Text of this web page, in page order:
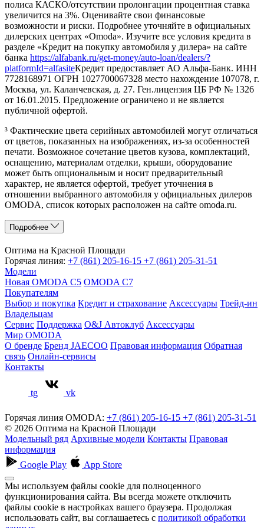
полиса КАСКО/отсутствии пролонгации процентная ставка
увеличится на 3%. Оценивайте свои финансовые
возможности и риски. Подробнее уточняйте в официальных
дилерских центрах «Omoda». Изучите все условия кредита в
разделе «Кредит на покупку автомобиля у дилера» на сайте
банка https://alfabank.ru/get-money/auto-loan/dealers/?
platformId=alfasiteКредит предоставляет АО Альфа-Банк. ИНН
7728168971 ОГРН 1027700067328 место нахождение 107078, г.
Москва, ул. Каланчевская, д. 27. Ген.лицензия ЦБ РФ № 1326
от 16.01.2015. Предложение ограничено и не является
публичной офертой.
³ Фактические цвета серийных автомобилей могут отличаться
от цветов, показанных на изображениях, из-за особенностей
печати. Возможное сочетание цветов кузова, комплектаций,
оснащению, материалам отделки, крыши, оборудование
может быть опциональным и носит предварительный
характер, не является офертой, требует уточнения в
отношении выбранного автомобиля у официальных дилеров
OMODA, список которых расположен на сайте omoda.ru.
Подробнее
Оптима на Красной Площади
Горячая линия: +7 (861) 205-16-15 +7 (861) 205-31-51
Модели
Новая OMODA C5 OMODA C7
Покупателям
Выбор и покупка Кредит и страхование Аксессуары Трейд-ин
Владельцам
Сервис Поддержка O&J Автоклуб Аксессуары
Мир OMODA
О бренде Бренд JAECOO Правовая информация Обратная
связь Онлайн-сервисы
Контакты
tg vk
Горячая линия OMODA: +7 (861) 205-16-15 +7 (861) 205-31-51
© 2026 Оптима на Красной Площади
Модельный ряд Архивные модели Контакты Правовая
информация
Google Play
App Store
Мы используем файлы cookie для полноценного
функционирования сайта. Вы всегда можете отключить
файлы cookie в настройках вашего браузера. Продолжая
использовать сайт, вы соглашаетесь с политикой обработки